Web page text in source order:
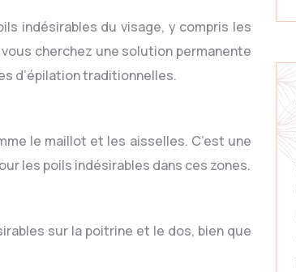
indésirables du visage, y compris les
cherchez une solution permanente
d’épilation traditionnelles.
le maillot et les aisselles. C’est une
les poils indésirables dans ces zones.
sur la poitrine et le dos, bien que